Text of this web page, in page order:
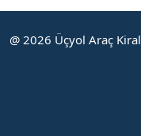
@ 2026 Üçyol Araç